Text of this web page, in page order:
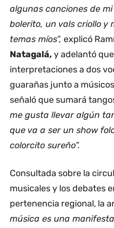
algunas canciones de
bolerito, un vals criollo y
temas míos”, explicó
Natagalá,y adelantó
interpretaciones a dos
guarañas junto a
señaló que sumará
me gusta llevar algún
que va a ser un show
colorcito sureño”.
Consultada sobre la
musicales y los debates
pertenencia regional, la
música es una